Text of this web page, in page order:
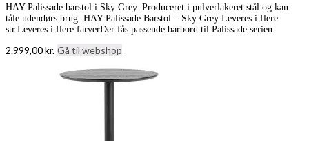
HAY Palissade barstol i Sky Grey. Produceret i pulverlakeret stål og kan
tåle udendørs brug. HAY Palissade Barstol – Sky Grey Leveres i flere
str.Leveres i flere farverDer fås passende barbord til Palissade serien
2.999,00kr. Gå til webshop